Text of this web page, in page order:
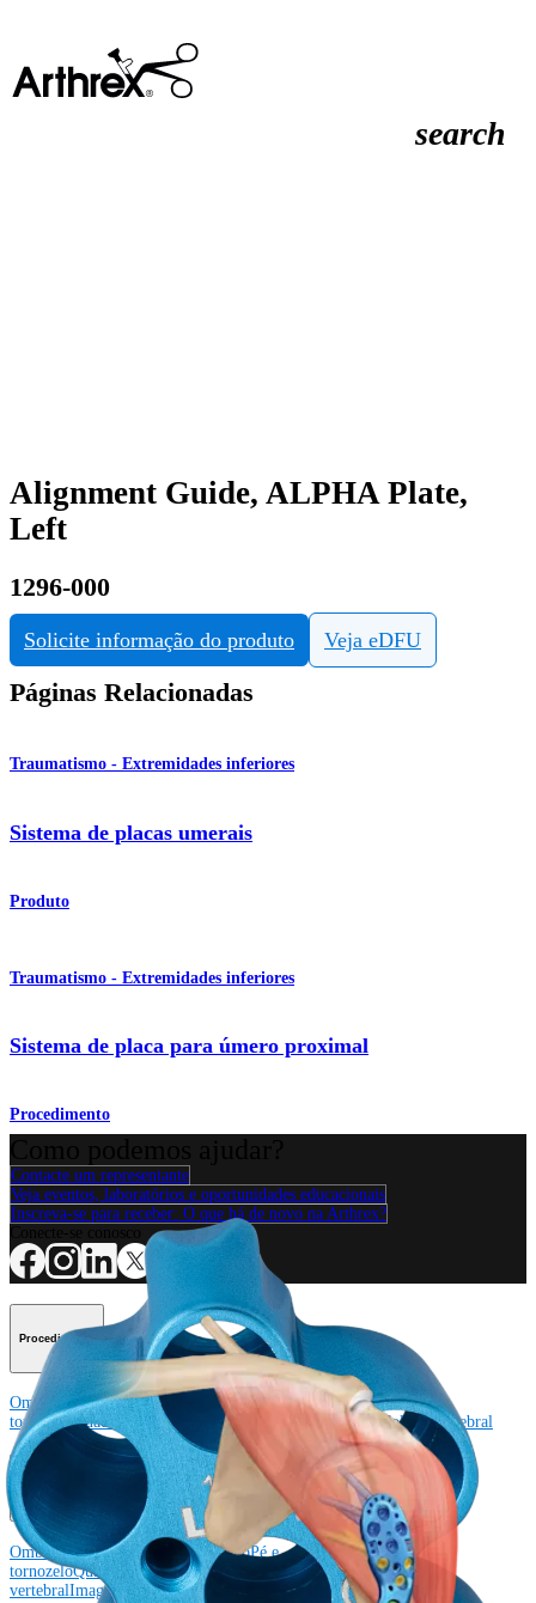
search
Alignment Guide, ALPHA Plate,
Left
1296-000
Solicite informação do produto Veja eDFU
Páginas Relacionadas
Traumatismo - Extremidades inferiores
Sistema de placas umerais
Produto
Traumatismo - Extremidades inferiores
Sistema de placa para úmero proximal
Procedimento
Contacte um representante
Veja eventos, laboratórios e oportunidades educacionais
Inscreva-se para receber: O que há de novo na Arthrex?
Procedimento
Ombro JoelhoCotoveloMão e punhoPé e
tornozeloQuadril OrtobiológicosCirurgia cardiotorácicaColuna vertebral
OmbroJoelhoCotovelo Mão e punhoPé e
tornozeloQuadril Ortobiológicos Cirurgia cardiotorácicaColuna
vertebralImagem e ressecção